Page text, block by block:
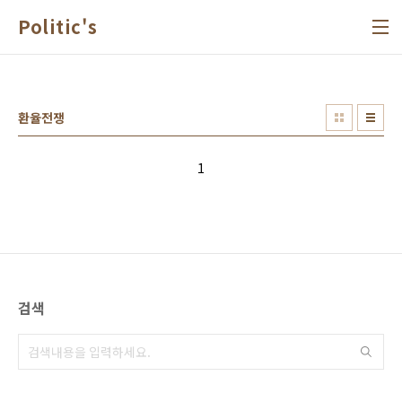
Politic's
환율전쟁
1
검색